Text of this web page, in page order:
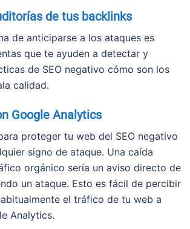
de tus backlinks
de anticiparse a los ataques es
que te ayuden a detectar y
de SEO negativo cómo son los
calidad.
Google Analytics
proteger tu web del SEO negativo
signo de ataque. Una caída
orgánico sería un aviso directo de
un ataque. Esto es fácil de percibir
el tráfico de tu web a
Analytics.